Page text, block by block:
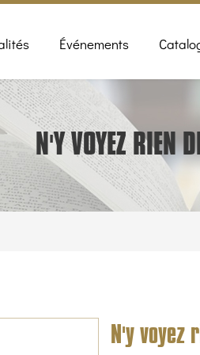
Événements
N'Y VOYEZ RIEN
N'y voyez